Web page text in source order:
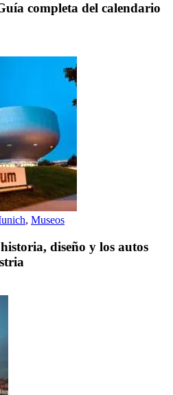
completa del calendario
, Museos
diseño y los autos